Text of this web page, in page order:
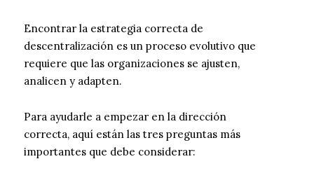
Encontrar la estrategia correcta de
descentralización es un proceso evolutivo que
requiere que las organizaciones se ajusten,
analicen y adapten.
Para ayudarle a empezar en la dirección
correcta, aquí están las tres preguntas más
importantes que debe considerar: